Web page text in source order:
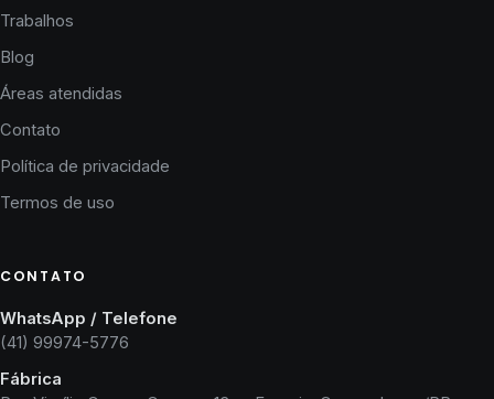
Trabalhos
Blog
Áreas atendidas
Contato
Política de privacidade
Termos de uso
CONTATO
WhatsApp / Telefone
(41) 99974-5776
Fábrica